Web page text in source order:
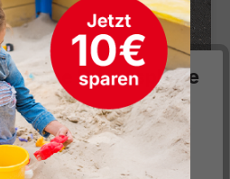
deine Privatsphäre
Cookies, um Ihnen die
bieten zu können... Mehr
.